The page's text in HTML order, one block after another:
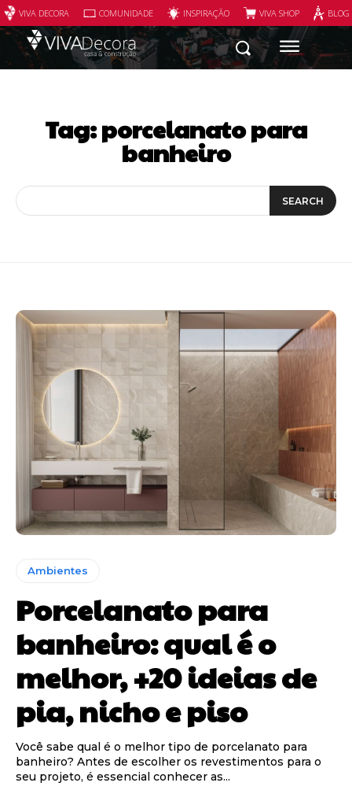
VIVA DECORA COMUNIDADE INSPIRAÇÃO VIVA SHOP
Tag:porcelanato para
banheiro
SEARCH
Ambientes
Porcelanato para
banheiro: qual é o
melhor, +20 ideias de
pia, nicho e piso
Você sabe qual é o melhor tipo de porcelanato para
banheiro? Antes de escolher os revestimentos para o
seu projeto, é essencial conhecer as...